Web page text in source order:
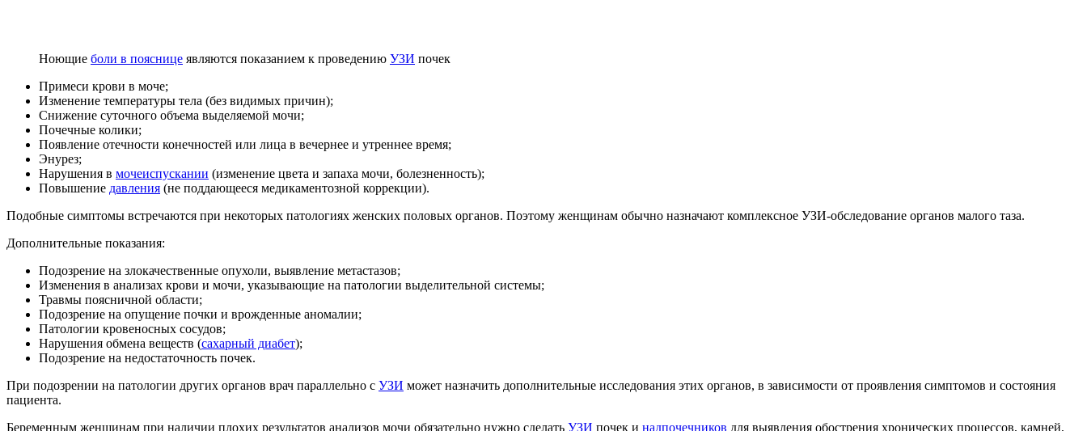
Ноющие боли в пояснице являются показанием к проведению УЗИ почек
Примеси крови в моче;
Изменение температуры тела (без видимых причин);
Снижение суточного объема выделяемой мочи;
Почечные колики;
Появление отечности конечностей или лица в вечернее и утреннее время;
Энурез;
Нарушения в мочеиспускании (изменение цвета и запаха мочи, болезненность);
Повышение давления (не поддающееся медикаментозной коррекции).
Подобные симптомы встречаются при некоторых патологиях женских половых органов. Поэтому женщинам обычно назначают комплексное УЗИ-обследование органов малого таза.
Дополнительные показания:
Подозрение на злокачественные опухоли, выявление метастазов;
Изменения в анализах крови и мочи, указывающие на патологии выделительной системы;
Травмы поясничной области;
Подозрение на опущение почки и врожденные аномалии;
Патологии кровеносных сосудов;
Нарушения обмена веществ (сахарный диабет);
Подозрение на недостаточность почек.
При подозрении на патологии других органов врач параллельно с УЗИ может назначить дополнительные исследования этих органов, в зависимости от проявления симптомов и состояния
пациента.
Беременным женщинам при наличии плохих результатов анализов мочи обязательно нужно сделать УЗИ почек и надпочечников для выявления обострения хронических процессов, камней,